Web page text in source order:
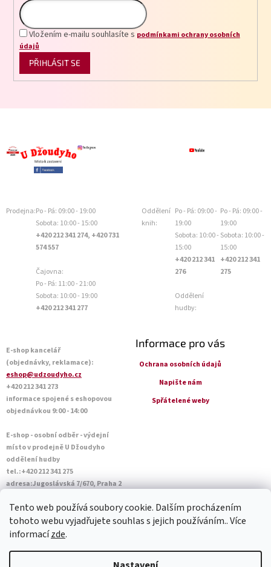
Tento web používá soubory cookie. Dalším procházením
tohoto webu vyjadřujete souhlas s jejich používáním.. Více
informacízde.
Vložením e-mailu souhlasíte s podmínkami ochrany osobních
údajů
PŘIHLÁSIT SE
Prodejna:Po - Pá: 09:00 - 19:00
Sobota: 10:00 - 15:00
+420 212 341 274, +420 731
574 557
Čajovna:
Po - Pá: 11:00 - 21:00
Sobota: 10:00 - 19:00
+420 212 341 277
Oddělení
knih:
Po - Pá: 09:00 -
19:00
Sobota: 10:00 -
15:00
+420 212 341
276
Oddělení
hudby:
Po - Pá: 09:00 -
19:00
Sobota: 10:00 -
15:00
+420 212 341
275
E-shop kancelář
(objednávky, reklamace):
eshop@udzoudyho.cz
+420 212 341 273
informace spojené s eshopovou
objednávkou 9:00 - 14:00
E-shop - osobní odběr - výdejní
místo v prodejně U Džoudyho
oddělení hudby
tel.:+420 212 341 275
adresa:Jugoslávská 7/670, Praha 2
Sobota: 10:00 - 14:45
Informace pro vás
Ochrana osobních údajů
Napište nám
Spřátelené weby